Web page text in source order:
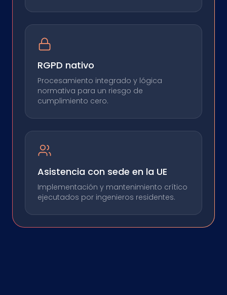
RGPD nativo
Procesamiento integrado y lógica
normativa para un riesgo de
cumplimiento cero.
Asistencia con sede en la UE
Implementación y mantenimiento crítico
ejecutados por ingenieros residentes.